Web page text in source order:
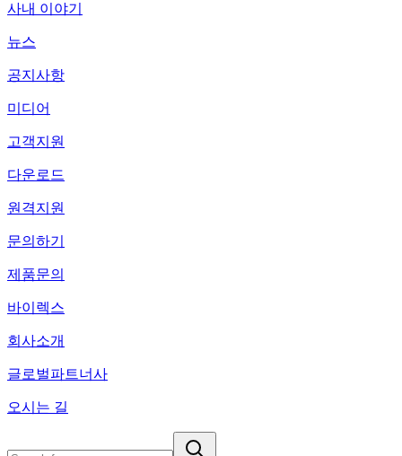
사내 이야기
뉴스
공지사항
미디어
고객지원
다운로드
원격지원
문의하기
제품문의
바이렉스
회사소개
글로벌파트너사
오시는 길